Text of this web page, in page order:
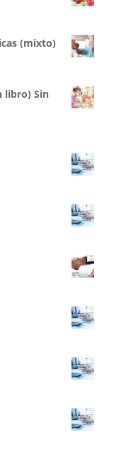
(mixto)
libro) Sin